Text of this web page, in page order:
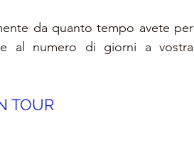
da quanto tempo avete per
al numero di giorni a vostra
TOUR